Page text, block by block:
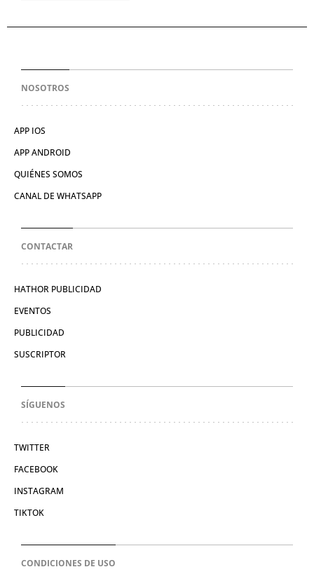
NOSOTROS
APP IOS
APP ANDROID
QUIÉNES SOMOS
CANAL DE WHATSAPP
CONTACTAR
HATHOR PUBLICIDAD
EVENTOS
PUBLICIDAD
SUSCRIPTOR
SÍGUENOS
TWITTER
FACEBOOK
INSTAGRAM
TIKTOK
CONDICIONES DE USO